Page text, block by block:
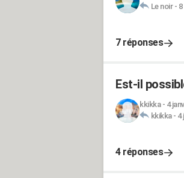
Le noir-
7 réponses
Est-il
kkikka- 4
kkikka- 4
4 réponses